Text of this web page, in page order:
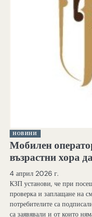
НОВИНИ
Мобилен
възрастни хора
4 април 2026 г.
КЗП установи, че при
проверка и заплащане на
потребителите са
са заявявали и от които